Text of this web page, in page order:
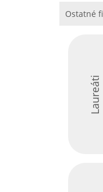
Ostatné
Laureáti